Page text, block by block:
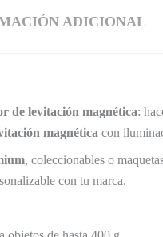
ADICIONAL
de levitación magnética:
magnética con
, coleccionables o
con tu marca.